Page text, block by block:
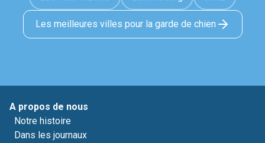
Les meilleures villes pour la garde de chien
A propos de nous
Notre histoire
Dans les journaux